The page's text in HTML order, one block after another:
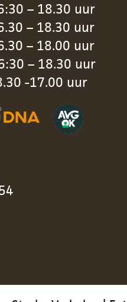
– 18.30 uur
– 18.30 uur
– 18.00 uur
– 18.30 uur
-17.00 uur